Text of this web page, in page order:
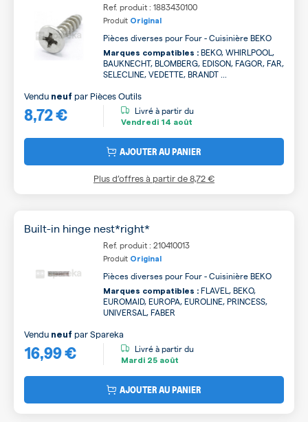
Ref. produit : 1883430100
Produit Original
Pièces diverses pour Four - Cuisinière BEKO
Marques compatibles : BEKO, WHIRLPOOL,
BAUKNECHT, BLOMBERG, EDISON, FAGOR, FAR,
SELECLINE, VEDETTE, BRANDT ...
8,72 €
Vendu neuf par Pièces Outils
Livré à partir du
Vendredi 14 août
AJOUTER AU PANIER
Plus d’offres à partir de8,72 €
Built-in hinge nest*right*
Ref. produit : 210410013
Produit Original
Pièces diverses pour Four - Cuisinière BEKO
Marques compatibles : FLAVEL, BEKO,
EUROMAID, EUROPA, EUROLINE, PRINCESS,
UNIVERSAL, FABER
16,99 €
Vendu neuf parSpareka
Livré à partir du
Mardi 25 août
AJOUTER AU PANIER